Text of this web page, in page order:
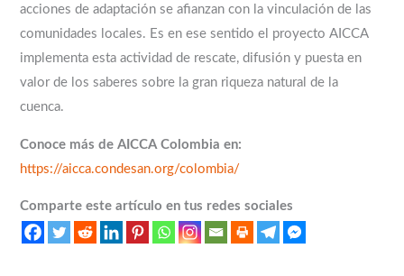
acciones de adaptación se afianzan con la vinculación de las
comunidades locales. Es en ese sentido el proyecto AICCA
implementa esta actividad de rescate, difusión y puesta en
valor de los saberes sobre la gran riqueza natural de la
cuenca.
Conoce más de AICCA Colombia en:
https://aicca.condesan.org/colombia/
Comparte este artículo en tus redes sociales